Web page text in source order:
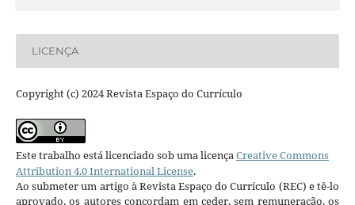
LICENÇA
Copyright (c) 2024 Revista Espaço do Currículo
Este trabalho está licenciado sob uma licençaCreative Commons
Attribution 4.0 International License.
Ao submeter um artigo à Revista Espaço do Currículo (REC) e tê-lo
aprovado, os autores concordam em ceder, sem remuneração, os